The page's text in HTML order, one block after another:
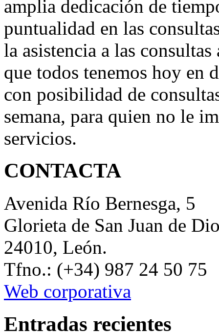
amplia dedicación de
puntualidad en las
la asistencia a las
que todos tenemos hoy en
con posibilidad de
semana, para quien no le
servicios.
CONTACTA
Avenida Río Bernesga, 5
Glorieta de San Juan de
24010, León.
Tfno.: (+34) 987 24 50 75
Web corporativa
Entradas recientes